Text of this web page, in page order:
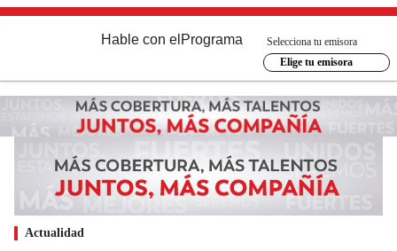
Hable con el Programa
Selecciona tu emisora
Elige tu emisora
Actualidad